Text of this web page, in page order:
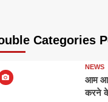
Categories
NEWS
आम
करने के